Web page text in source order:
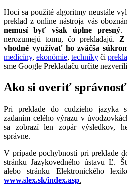
Hoci sa použité algoritmy neustále
preklad z online nástroja vás
nemusí byť však úplne presný.
nerozumejú tomu, čo prekladajú. Z
vhodné využívať ho zväčša
medicíny, ekonómie, techniky či
sme Google Prekladaču určite
Ako si overiť
Pri preklade do cudzieho jazyka
zadaním celého výrazu v
sa zobrazí len zopár výsledkov,
správne.
V prípade pochybností pri preklade
stránku Jazykovedného ústavu Ľ.
alebo stránku Elektronického
www.slex.sk/index.asp.